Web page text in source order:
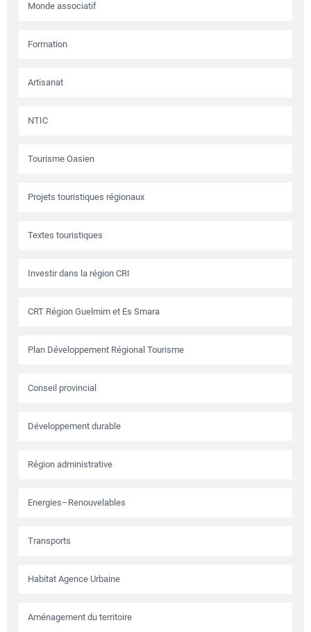
Monde associatif
Formation
Artisanat
NTIC
Tourisme Oasien
Projets touristiques régionaux
Textes touristiques
Investir dans la région CRI
CRT Région Guelmim et Es Smara
Plan Développement Régional Tourisme
Conseil provincial
Développement durable
Région administrative
Energies–Renouvelables
Transports
Habitat Agence Urbaine
Aménagement du territoire